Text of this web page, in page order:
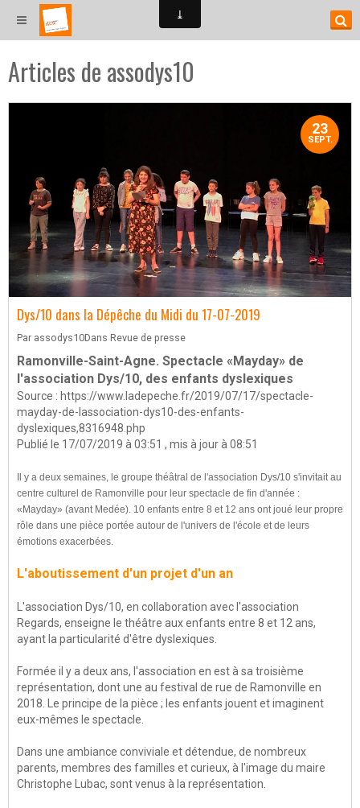
Articles de assodys10
23
SEPT.
Dys/10 dans la Dépêche du Midi du 17-07-2019
Par assodys10Dans Revue de presse
Ramonville-Saint-Agne. Spectacle «Mayday» de
l'association Dys/10, des enfants dyslexiques
Source : https://www.ladepeche.fr/2019/07/17/spectacle-
mayday-de-lassociation-dys10-des-enfants-
dyslexiques,8316948.php
Publié le 17/07/2019 à 03:51 , mis à jour à 08:51
Il y a deux semaines, le groupe théâtral de l'association Dys/10 s'invitait au
centre culturel de Ramonville pour leur spectacle de fin d'année :
«Mayday» (avant Medée). 10 enfants entre 8 et 12 ans ont joué leur propre
rôle dans une pièce portée autour de l'univers de l'école et de leurs
émotions exacerbées.
L'aboutissement d'un projet d'un an
L'association Dys/10, en collaboration avec l'association
Regards, enseigne le théâtre aux enfants entre 8 et 12 ans,
ayant la particularité d'être dyslexiques.
Formée il y a deux ans, l'association en est à sa troisième
représentation, dont une au festival de rue de Ramonville en
2018. Le principe de la pièce ; les enfants jouent et imaginent
eux-mêmes le spectacle.
Dans une ambiance conviviale et détendue, de nombreux
parents, membres des familles et curieux, à l'image du maire
Christophe Lubac, sont venus à la représentation.